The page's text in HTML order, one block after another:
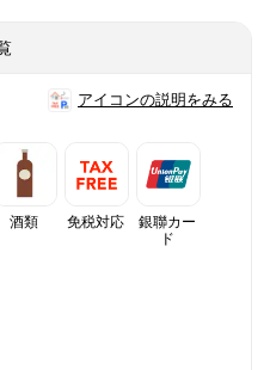
アイコンの説明をみる
酒類 免税対応
銀聯カー
ド